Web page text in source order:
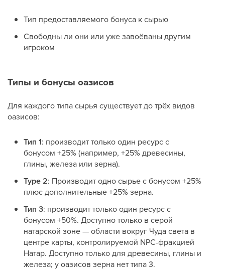
Тип предоставляемого бонуса к сырью
Свободны ли они или уже завоёваны другим
игроком
Типы и бонусы оазисов
Для каждого типа сырья существует до трёх видов
оазисов:
Тип 1: производит только один ресурс с
бонусом +25% (например, +25% древесины,
глины, железа или зерна).
Type 2: Производит одно сырье с бонусом +25%
плюс дополнительные +25% зерна.
Тип 3: производит только один ресурс с
бонусом +50%. Доступно только в серой
натарской зоне — области вокруг Чуда света в
центре карты, контролируемой NPC-фракцией
Натар. Доступно только для древесины, глины и
железа; у оазисов зерна нет типа 3.